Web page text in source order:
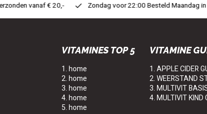
22:00 Besteld Maandag in Huis! Same Day ! Voor 11:00
VITAMINES TOP 5
1. home
2. home
3. home
4. home
5. home
VITAMINE
1. APPLE CIDER
2. WEERSTAND
3. MULTIVIT
4. MULTIVIT KIND